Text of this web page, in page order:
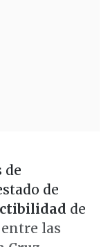
de
de
de
entre las